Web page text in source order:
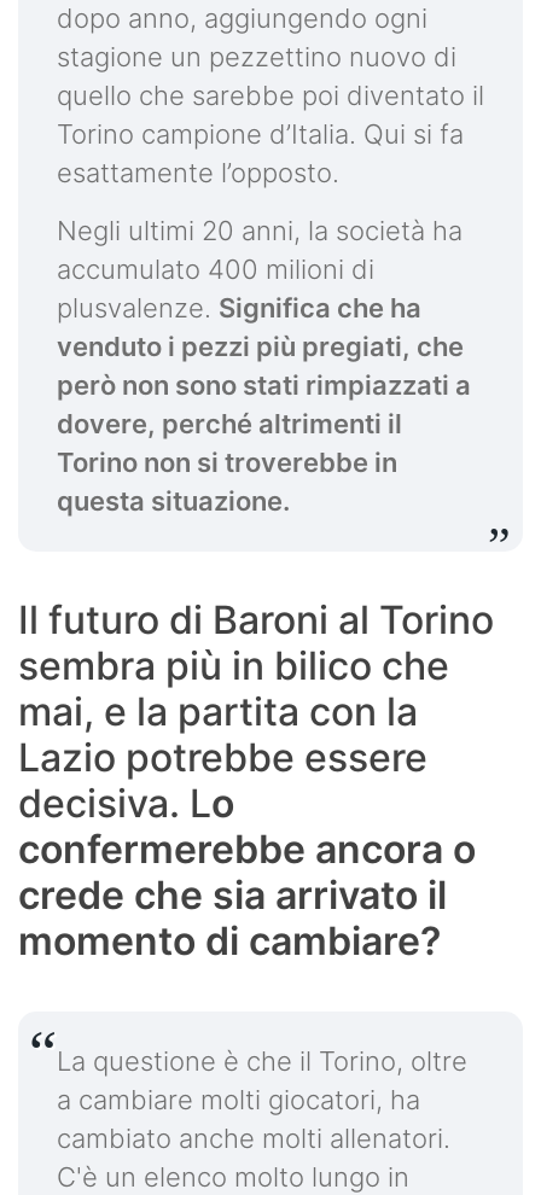
dopo anno, aggiungendo ogni
stagione un pezzettino nuovo di
quello che sarebbe poi diventato il
Torino campione d’Italia. Qui si fa
esattamente l’opposto.
Negli ultimi 20 anni, la società ha
accumulato 400 milioni di
plusvalenze. Significa che ha
venduto i pezzi più pregiati, che
però non sono stati rimpiazzati a
dovere, perché altrimenti il
Torino non si troverebbe in
questa situazione.
Il futuro di Baroni al Torino
sembra più in bilico che
mai, e la partita con la
Lazio potrebbe essere
decisiva. Lo
confermerebbe ancora o
crede che sia arrivato il
momento di cambiare?
La questione è che il Torino, oltre
a cambiare molti giocatori, ha
cambiato anche molti allenatori.
C'è un elenco molto lungo in